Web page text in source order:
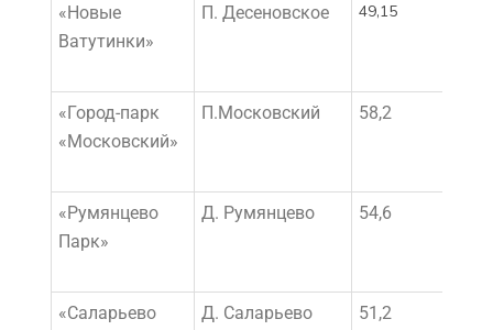
«Новые
Ватутинки»
П. Десеновское 49,15
«Город-парк
«Московский»
П.Московский 58,2
«Румянцево
Парк»
Д. Румянцево 54,6
«Саларьево
Д. Саларьево 51,2